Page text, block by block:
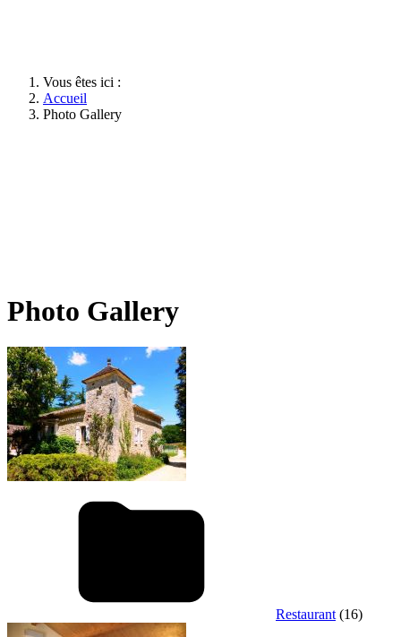
Vous êtes ici :
Accueil
Photo Gallery
Photo Gallery
Restaurant (16)